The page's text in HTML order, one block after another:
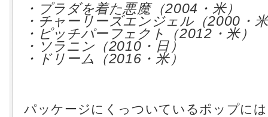
・プラダを着た悪魔（2004・米）
・チャーリーズエンジェル（2000・
・ピッチパーフェクト（2012・米）
・ソラニン（2010・日）
・ドリーム（2016・米）
パッケージにくっついているポップには